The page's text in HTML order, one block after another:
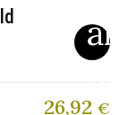
26,92 €